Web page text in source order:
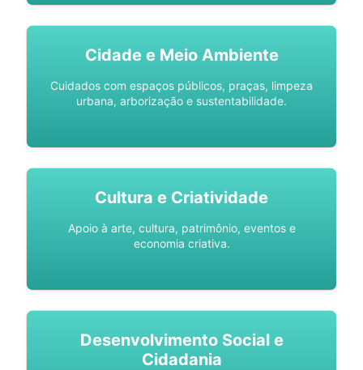
Cidade e Meio Ambiente
Cuidados com espaços públicos, praças, limpeza
urbana, arborização e sustentabilidade.
Cultura e Criatividade
Apoio à arte, cultura, patrimônio, eventos e
economia criativa.
Desenvolvimento Social e
Cidadania